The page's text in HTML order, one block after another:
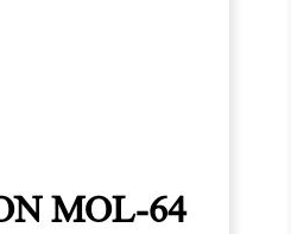
MOL-64